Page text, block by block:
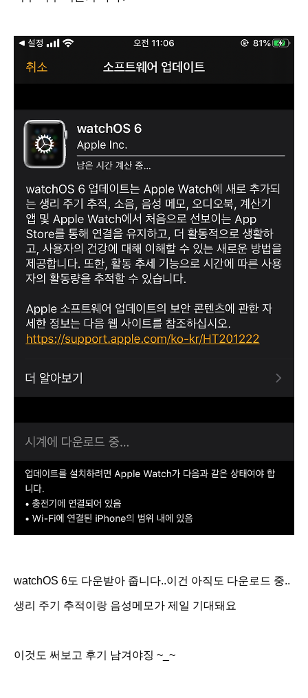
watchOS 6도 다운받아 줍니다..이건 아직도 다운로드 중..
생리 주기 추적이랑 음성메모가 제일 기대돼요
이것도 써보고 후기 남겨야징 ~_~